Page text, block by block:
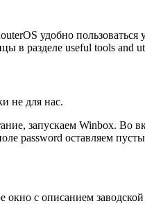
удобно пользоваться
в разделе useful tools and
не для нас.
запускаем Winbox. Во
password оставляем
окно с описанием